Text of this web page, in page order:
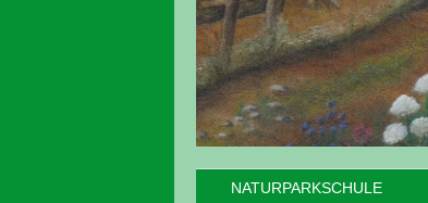
NATURPARKSCHULE